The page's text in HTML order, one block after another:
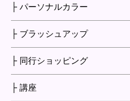
├ パーソナルカラー
├ ブラッシュアップ
├ 同行ショッピング
├ 講座